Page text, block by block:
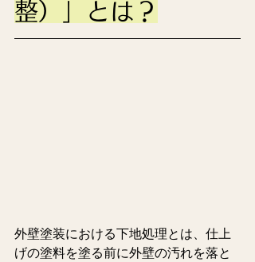
整）」とは？
外壁塗装における下地処理とは、仕上
げの塗料を塗る前に外壁の汚れを落と